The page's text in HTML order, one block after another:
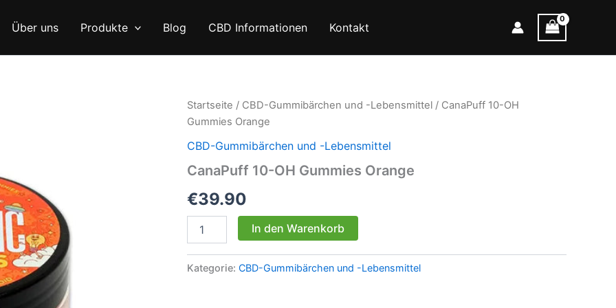
Über uns Produkte Blog CBD Informationen Kontakt
Startseite / CBD-Gummibärchen und -Lebensmittel / CanaPuff 10-OH
Gummies Orange
CBD-Gummibärchen und -Lebensmittel
CanaPuff 10-OH Gummies Orange
€39.90
Gummies
Orange
In den Warenkorb
Kategorie: CBD-Gummibärchen und -Lebensmittel